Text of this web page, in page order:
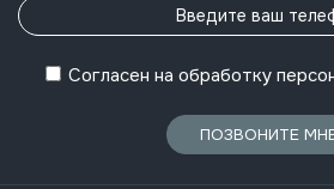
Согласен на обработку
ПОЗВОНИТЕ